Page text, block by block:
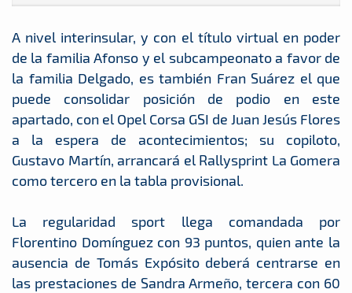
A nivel interinsular, y con el título virtual en poder
de la familia Afonso y el subcampeonato a favor de
la familia Delgado, es también Fran Suárez el que
puede consolidar posición de podio en este
apartado, con el Opel Corsa GSI de Juan Jesús Flores
a la espera de acontecimientos; su copiloto,
Gustavo Martín, arrancará el Rallysprint La Gomera
como tercero en la tabla provisional.
La regularidad sport llega comandada por
Florentino Domínguez con 93 puntos, quien ante la
ausencia de Tomás Expósito deberá centrarse en
las prestaciones de Sandra Armeño, tercera con 60